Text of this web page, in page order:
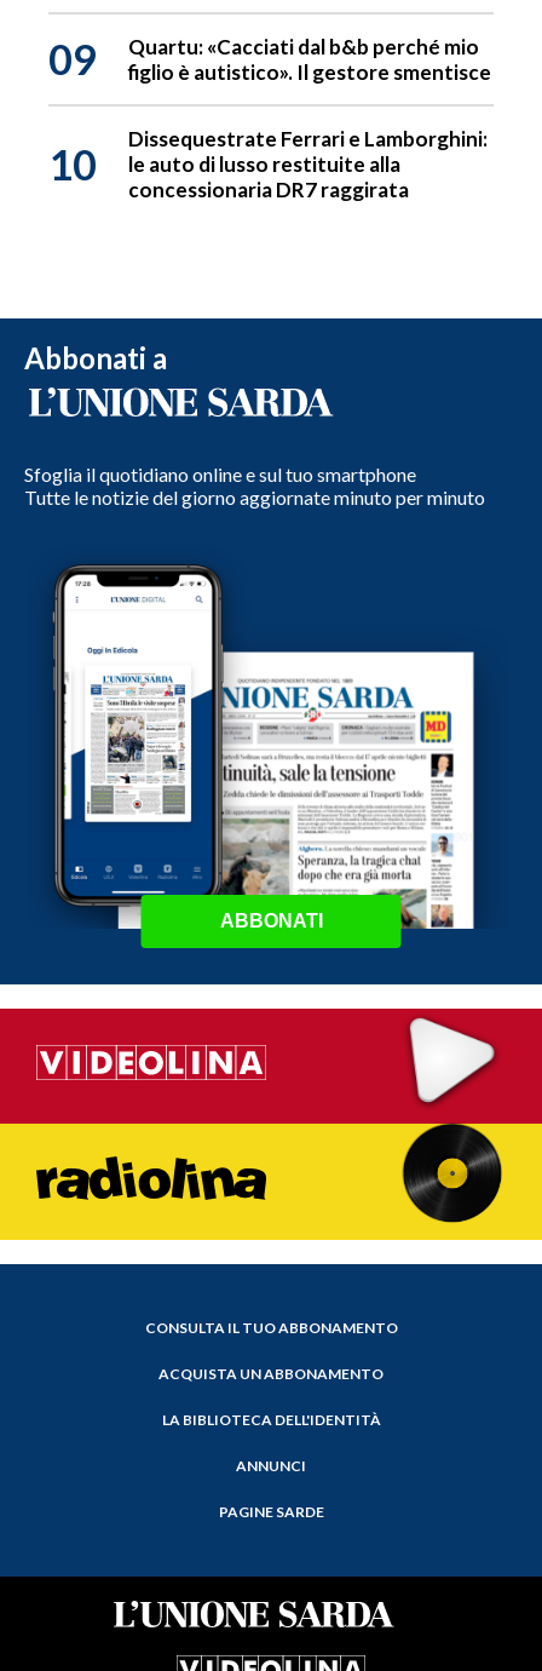
09
Quartu: «Cacciati dal b&b perché mio
figlio è autistico». Il gestore smentisce
10
Dissequestrate Ferrari e Lamborghini:
le auto di lusso restituite alla
concessionaria DR7 raggirata
Abbonati a
Sfoglia il quotidiano online e sul tuo smartphone
Tutte le notizie del giorno aggiornate minuto per minuto
ABBONATI
CONSULTA IL TUO ABBONAMENTO
ACQUISTA UN ABBONAMENTO
LA BIBLIOTECA DELL'IDENTITÀ
ANNUNCI
PAGINE SARDE